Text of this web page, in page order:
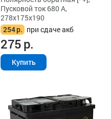
Пусковой ток 680 А,
278x175x190
254р. при сдаче акб
275р.
Купить